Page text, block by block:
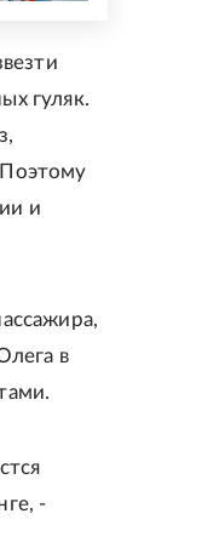
гуляк.
Поэтому
и
в
-